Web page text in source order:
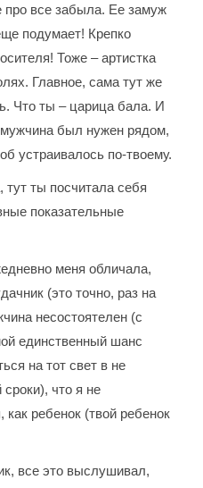
про все забыла. Ее замуж
подумает! Крепко
Тоже – артистка
Главное, сама тут же
Что ты – царица бала. И
был нужен рядом,
устраивалось по-твоему.
тут ты посчитала себя
показательные
меня обличала,
(это точно, раз на
несостоятелен (с
единственный шанс
на тот свет в не
что я не
как ребенок (твой ребенок
все это выслушивал,